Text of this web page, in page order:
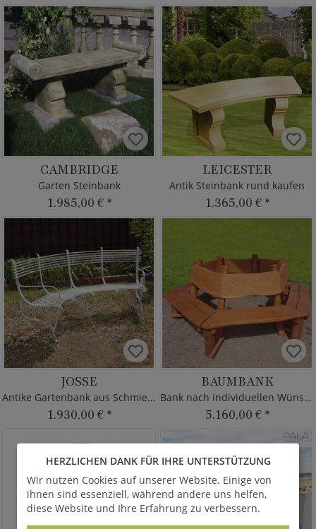
CAMBRIDGE
Garten Steinbank
1.985,00 € *
LEICESTER
Antik Steinbank rund kaufen
1.365,00 € *
JOSSE
Antike Gartenbank aus Schmiedeeisen
1.930,00 € *
BAUMBANK
Bank nach individuellen Wünschen
5.160,00 € *
HERZLICHEN DANK FÜR IHRE UNTERSTÜTZUNG
Wir nutzen Cookies auf unserer Website. Einige von
ihnen sind essenziell, während andere uns helfen,
diese Website und Ihre Erfahrung zu verbessern.